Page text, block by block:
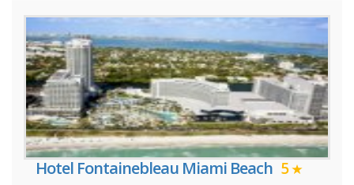
Hotel Fontainebleau Miami Beach 5